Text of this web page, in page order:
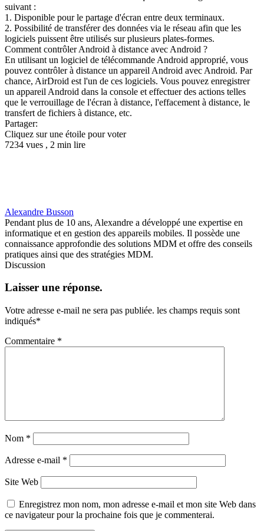
suivant :
1. Disponible pour le partage d'écran entre deux terminaux.
2. Possibilité de transférer des données via le réseau afin que les
logiciels puissent être utilisés sur plusieurs plates-formes.
Comment contrôler Android à distance avec Android ?
En utilisant un logiciel de télécommande Android approprié, vous
pouvez contrôler à distance un appareil Android avec Android. Par
chance, AirDroid est l'un de ces logiciels. Vous pouvez enregistrer
un appareil Android dans la console et effectuer des actions telles
que le verrouillage de l'écran à distance, l'effacement à distance, le
transfert de fichiers à distance, etc.
Partager:
Cliquez sur une étoile pour voter
7234 vues , 2 min lire
Alexandre Busson
Pendant plus de 10 ans, Alexandre a développé une expertise en
informatique et en gestion des appareils mobiles. Il possède une
connaissance approfondie des solutions MDM et offre des conseils
pratiques ainsi que des stratégies MDM.
Discussion
Laisser une réponse.
Votre adresse e-mail ne sera pas publiée. les champs requis sont
indiqués*
Commentaire *
Nom *
Adresse e-mail *
Site Web
Enregistrez mon nom, mon adresse e-mail et mon site Web dans
ce navigateur pour la prochaine fois que je commenterai.